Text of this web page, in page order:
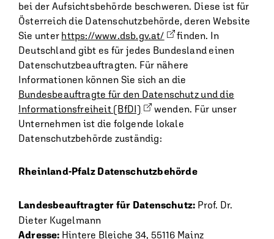
bei der Aufsichtsbehörde beschweren. Diese ist für
Österreich die Datenschutzbehörde, deren Website
Sie unter https://www.dsb.gv.at/
finden. In
Deutschland gibt es für jedes Bundesland einen
Datenschutzbeauftragten. Für nähere
Informationen können Sie sich an die
Bundesbeauftragte für den Datenschutz und die
Informationsfreiheit (BfDI)
wenden. Für unser
Unternehmen ist die folgende lokale
Datenschutzbehörde zuständig:
Rheinland-Pfalz Datenschutzbehörde
Landesbeauftragter für Datenschutz: Prof. Dr.
Dieter Kugelmann
Adresse: Hintere Bleiche 34, 55116 Mainz